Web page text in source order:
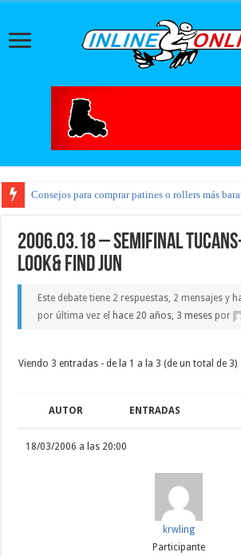
Consejos para comprar patines o rollers más
2006.03.18 – semifinal
look& find jun
Este debate tiene 2 respuestas, 2 mensajes y
por última vez el hace 20 años, 3 mesespor
Viendo 3 entradas - de la 1 a la 3 (de un total de 3)
AUTOR ENTRADAS
18/03/2006 a las 20:00
krwling
Participante